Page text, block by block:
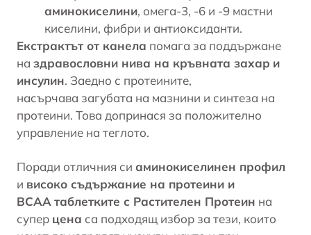
аминокиселини, омега-3, -6 и -9 мастни
киселини, фибри и антиоксиданти.
Екстрактът от канела помага за поддържане
на здравословни нива на кръвната захар и
инсулин. Заедно с протеините,
насърчава загубата на мазнини и синтеза на
протеини. Това допринася за положително
управление на теглото.
Поради отличния си аминокиселинен профил
и високо съдържание на протеини и
BCAA таблетките с Растителен Протеин на
супер цена са подходящ избор за тези, които